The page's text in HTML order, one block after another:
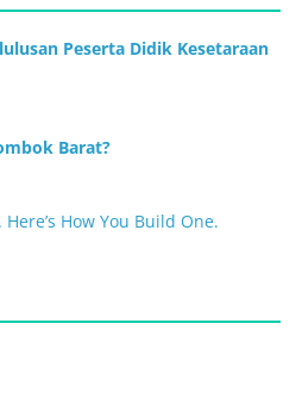
Peserta Didik Kesetaraan
Barat?
How You Build One.